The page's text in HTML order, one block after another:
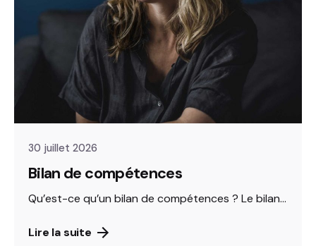
30 juillet 2026
Bilan de compétences
Qu’est-ce qu’un bilan de compétences ? Le bilan...
Lire la suite